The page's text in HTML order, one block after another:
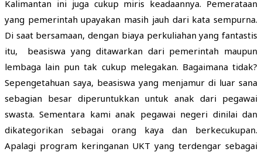
Kalimantan ini juga cukup miris keadaannya. Pemerataan
yang pemerintah upayakan masih jauh dari kata sempurna.
Di saat bersamaan, dengan biaya perkuliahan yang fantastis
itu, beasiswa yang ditawarkan dari pemerintah maupun
lembaga lain pun tak cukup melegakan. Bagaimana tidak?
Sepengetahuan saya, beasiswa yang menjamur di luar sana
sebagian besar diperuntukkan untuk anak dari pegawai
swasta. Sementara kami anak pegawai negeri dinilai dan
dikategorikan sebagai orang kaya dan berkecukupan.
Apalagi program keringanan UKT yang terdengar sebagai